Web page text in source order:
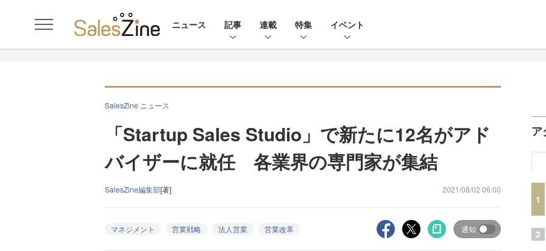
ニュース 記事 連載 特集 イベント
SalesZine ニュース
「Startup Sales Studio」で新たに12名がアド
バイザーに就任 各業界の専門家が集結
SalesZine編集部[著] 2021/08/02 06:00
マネジメント 営業戦略 法人営業 営業改革 通知
ア
1
2